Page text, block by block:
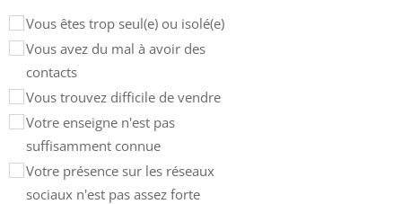
Vous êtes trop seul(e) ou isolé(e)
Vous avez du mal à avoir des
contacts
Vous trouvez difficile de vendre
Votre enseigne n'est pas
suffisamment connue
Votre présence sur les réseaux
sociaux n'est pas assez forte